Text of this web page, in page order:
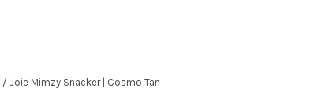
/ Joie Mimzy Snacker | Cosmo Tan